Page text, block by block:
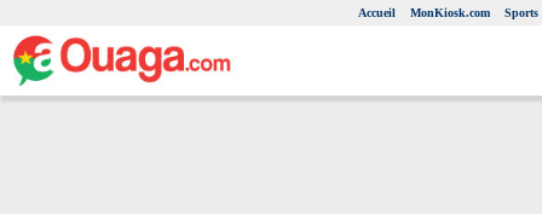
Accueil MonKiosk.com Sports